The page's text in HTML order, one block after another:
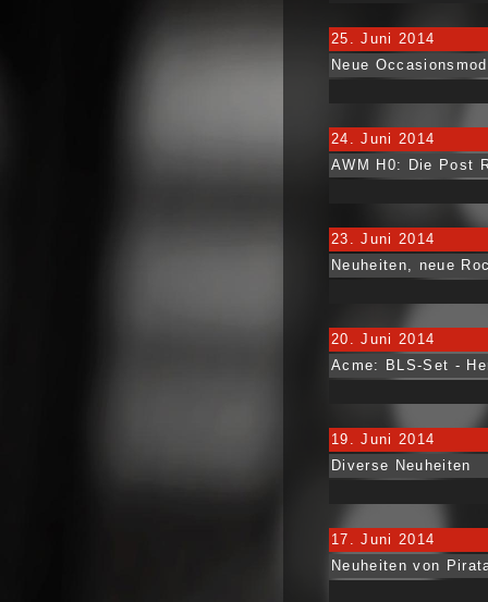
25. Juni 2014
Neue
24. Juni 2014
AWM H0: Die Post
23. Juni 2014
Neuheiten, neue
20. Juni 2014
Acme: BLS-Set -
19. Juni 2014
Diverse Neuheiten
17. Juni 2014
Neuheiten von